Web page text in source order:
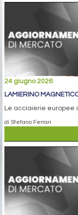
24 giugno 2026
LAMIERINO
Le acciaierie europee
di Stefano Ferrari